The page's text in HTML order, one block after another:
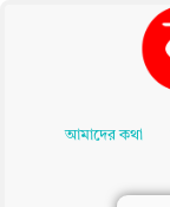
Contentআমাদের কথা